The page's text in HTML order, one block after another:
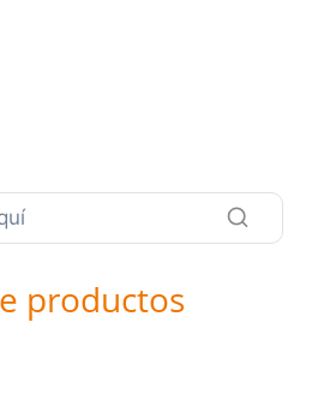
productos